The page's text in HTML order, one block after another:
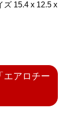
ズ 15.4 x 12.5 x
エアロチー